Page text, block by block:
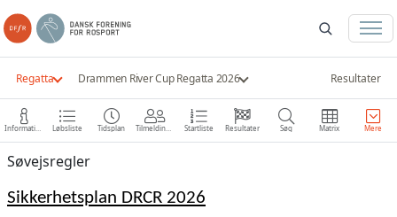
Regatta Drammen River Cup Regatta 2026 Resultater
Information Løbsliste Tidsplan Tilmeldinger Startliste Resultater Søg Matrix Mere
Søvejsregler
Sikkerhetsplan DRCR 2026